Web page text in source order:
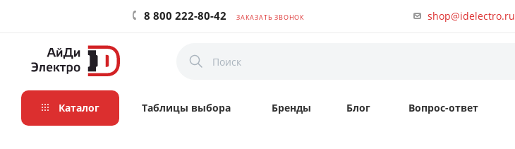
8 800 222-80-42 ЗАКАЗАТЬ ЗВОНОК shop@idelectro.ru
Каталог Таблицы выбора Бренды Блог Вопрос-ответ